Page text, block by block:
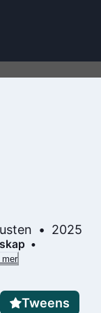
2025
Tweens